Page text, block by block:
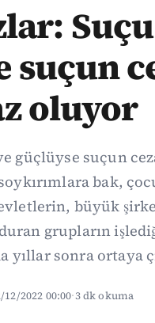
oluyor
güçlüyse suçun
bak,
büyük
grupların
yıllar sonra ortaya
12/2022 00:00·3 dk okuma